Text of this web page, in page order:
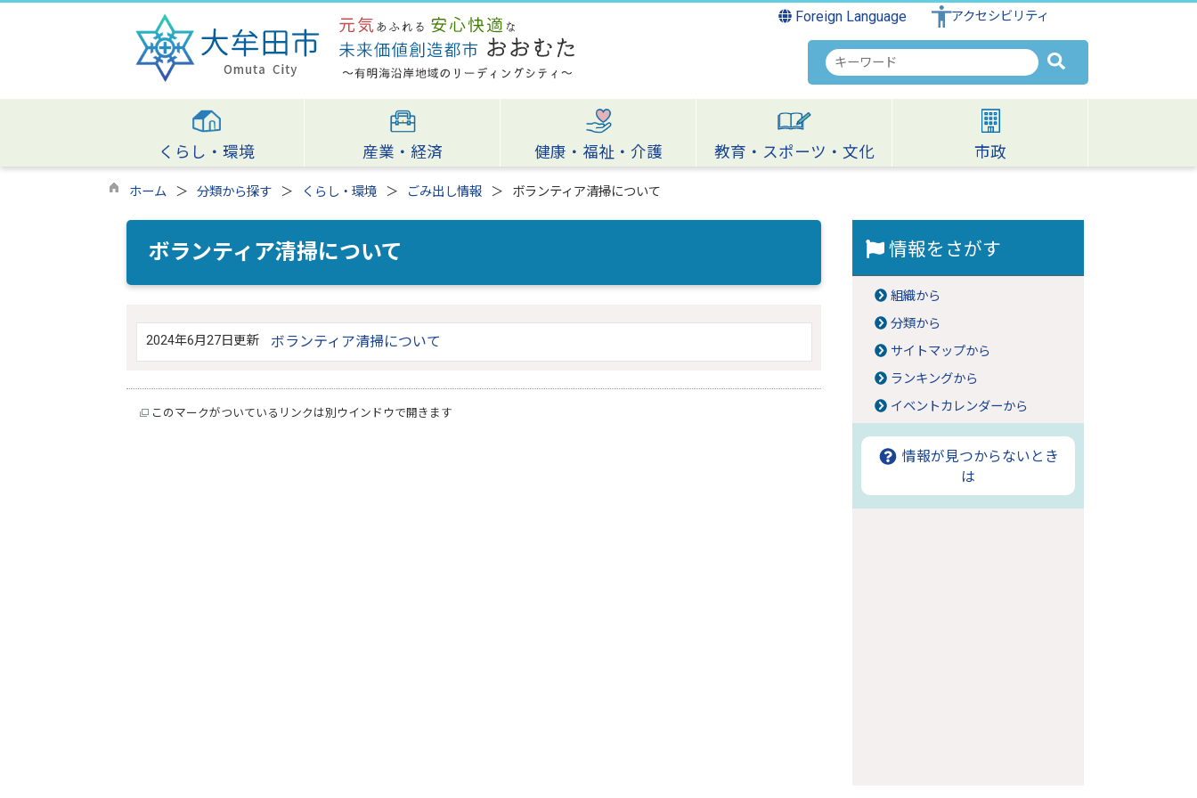
Foreign Language アクセシビリティ
検
索
キ
ワ
ー
くらし・環境 産業・経済 健康・福祉・介護 教育・スポーツ・文化 市政
ホーム 分類から探す くらし・環境 ごみ出し情報 ボランティア清掃について
ボランティア清掃について
2024年6月27日更新 ボランティア清掃について
このマークがついているリンクは別ウインドウで開きます
情報をさがす
組織から
分類から
サイトマップから
ランキングから
イベントカレンダーから
情報が見つからないとき
は